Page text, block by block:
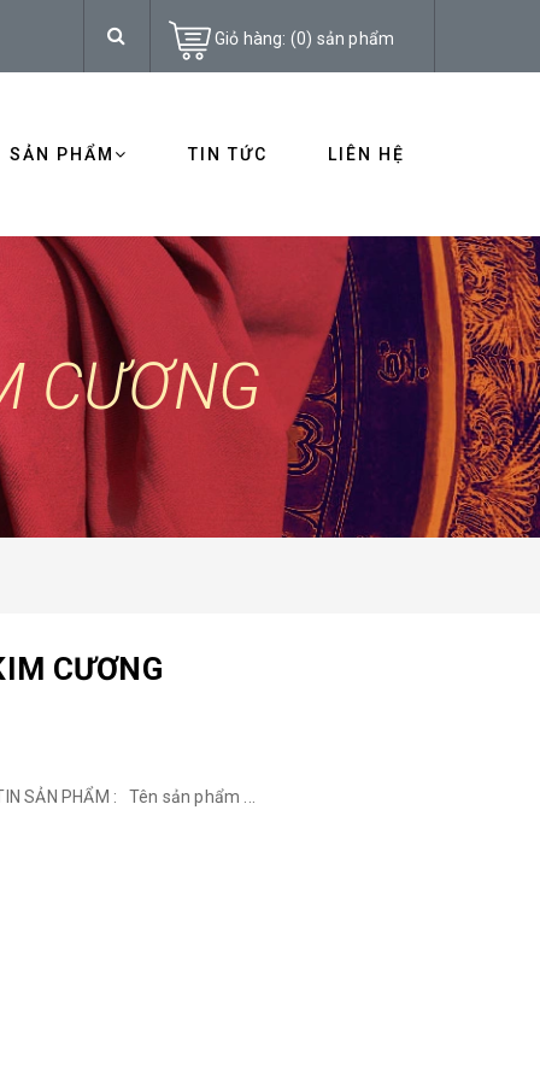
Giỏ hàng: (0) sản phẩm
SẢN PHẨM TIN TỨC LIÊN HỆ
CƯƠNG
CƯƠNG
SẢN PHẨM : Tên sản phẩm ...